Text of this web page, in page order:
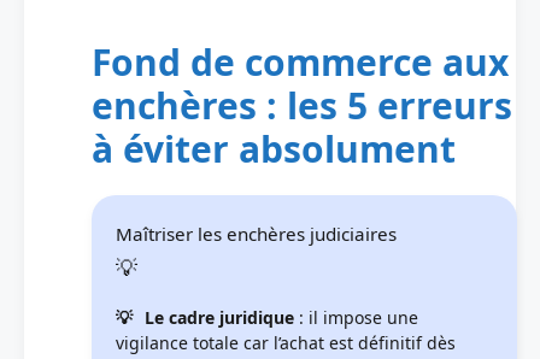
Fond de commerce aux
enchères : les 5 erreurs
à éviter absolument
Maîtriser les enchères judiciaires
Le cadre juridique : il impose une
vigilance totale car l’achat est définitif dès